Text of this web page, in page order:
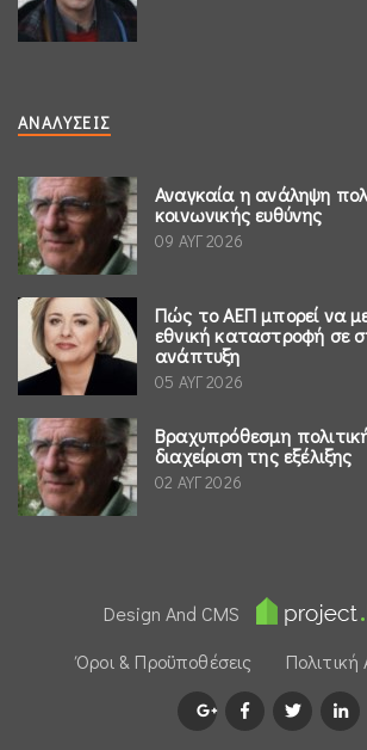
ΑΝΑΛΎΣΕΙΣ
Αναγκαία η ανάληψη
κοινωνικής ευθύνης
09 ΑΥΓ 2026
Πώς το ΑΕΠ μπορεί να
εθνική καταστροφή σε
ανάπτυξη
05 ΑΥΓ 2026
Βραχυπρόθεσμη
διαχείριση της εξέλιξης
02 ΑΥΓ 2026
Design And CMS
Όροι & Προϋποθέσεις